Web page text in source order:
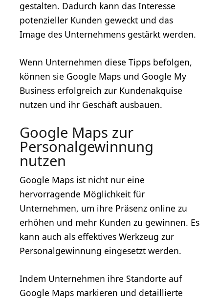
gestalten. Dadurch kann das Interesse
potenzieller Kunden geweckt und das
Image des Unternehmens gestärkt werden.
Wenn Unternehmen diese Tipps befolgen,
können sie Google Maps und Google My
Business erfolgreich zur Kundenakquise
nutzen und ihr Geschäft ausbauen.
Google Maps zur
Personalgewinnung
nutzen
Google Maps ist nicht nur eine
hervorragende Möglichkeit für
Unternehmen, um ihre Präsenz online zu
erhöhen und mehr Kunden zu gewinnen. Es
kann auch als effektives Werkzeug zur
Personalgewinnung eingesetzt werden.
Indem Unternehmen ihre Standorte auf
Google Maps markieren und detaillierte